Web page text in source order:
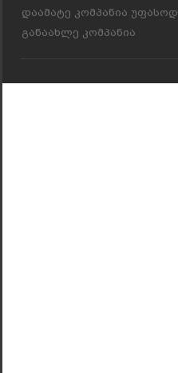
დაამატე კომპანია უფასოდ
განაახლე კომპანია